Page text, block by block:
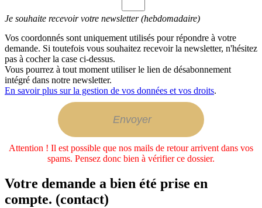
Je souhaite recevoir votre newsletter (hebdomadaire)
Vos coordonnés sont uniquement utilisés pour répondre à votre
demande. Si toutefois vous souhaitez recevoir la newsletter, n'hésitez
pas à cocher la case ci-dessus.
Vous pourrez à tout moment utiliser le lien de désabonnement
intégré dans notre newsletter.
En savoir plus sur la gestion de vos données et vos droits.
Attention ! Il est possible que nos mails de retour arrivent dans vos
spams. Pensez donc bien à vérifier ce dossier.
Votre demande a bien été prise en
compte. (contact)